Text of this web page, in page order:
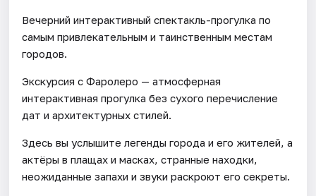
Вечерний интерактивный спектакль-прогулка по
самым привлекательным и таинственным местам
городов.
Экскурсия с Фаролеро — атмосферная
интерактивная прогулка без сухого перечисление
дат и архитектурных стилей.
Здесь вы услышите легенды города и его жителей, а
актёры в плащах и масках, странные находки,
неожиданные запахи и звуки раскроют его секреты.